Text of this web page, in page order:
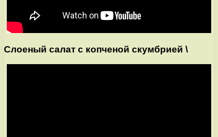
Слоеный салат с копченой скумбрией \